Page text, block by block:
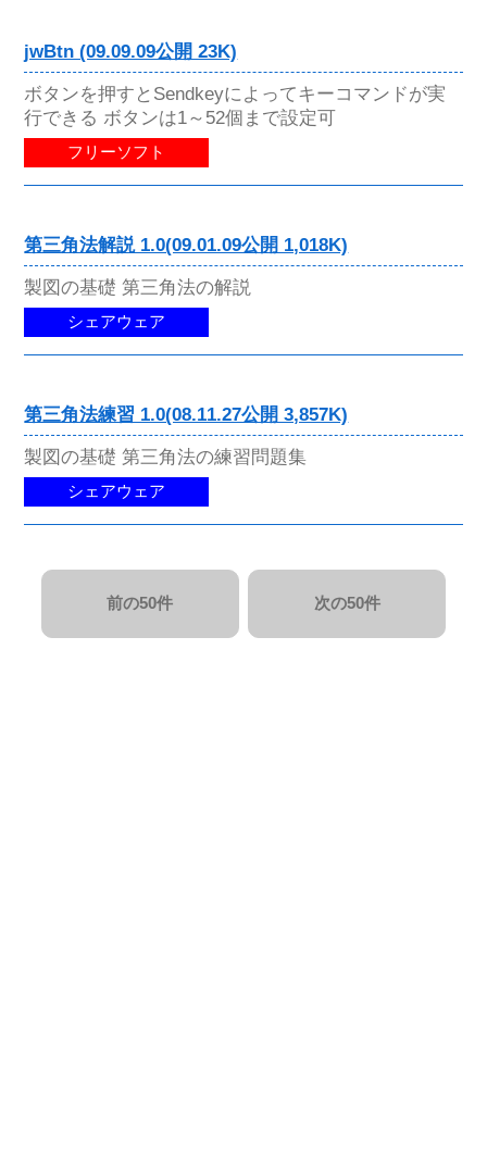
jwBtn (09.09.09公開 23K)
ボタンを押すとSendkeyによってキーコマンドが実
行できる ボタンは1～52個まで設定可
フリーソフト
第三角法解説 1.0(09.01.09公開 1,018K)
製図の基礎 第三角法の解説
シェアウェア
第三角法練習 1.0(08.11.27公開 3,857K)
製図の基礎 第三角法の練習問題集
シェアウェア
前の50件 次の50件